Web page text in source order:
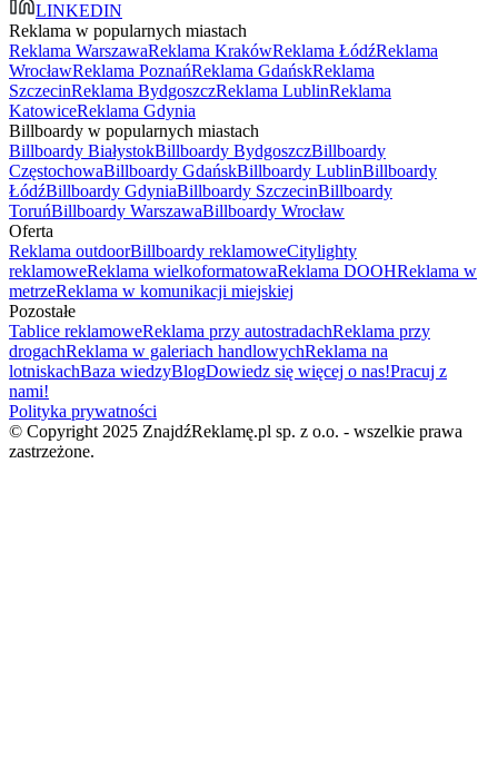
LINKEDIN
Reklama w popularnych miastach
Reklama WarszawaReklama KrakówReklama ŁódźReklama
WrocławReklama PoznańReklama GdańskReklama
SzczecinReklama BydgoszczReklama LublinReklama
KatowiceReklama Gdynia
Billboardy w popularnych miastach
Billboardy BiałystokBillboardy BydgoszczBillboardy
CzęstochowaBillboardy GdańskBillboardy LublinBillboardy
ŁódźBillboardy GdyniaBillboardy SzczecinBillboardy
ToruńBillboardy WarszawaBillboardy Wrocław
Oferta
Reklama outdoorBillboardy reklamoweCitylighty
reklamoweReklama wielkoformatowaReklama DOOHReklama w
metrzeReklama w komunikacji miejskiej
Pozostałe
Tablice reklamoweReklama przy autostradachReklama przy
drogachReklama w galeriach handlowychReklama na
lotniskachBaza wiedzyBlogDowiedz się więcej o nas!Pracuj z
nami!
Polityka prywatności
© Copyright 2025 ZnajdźReklamę.pl sp. z o.o. - wszelkie prawa
zastrzeżone.